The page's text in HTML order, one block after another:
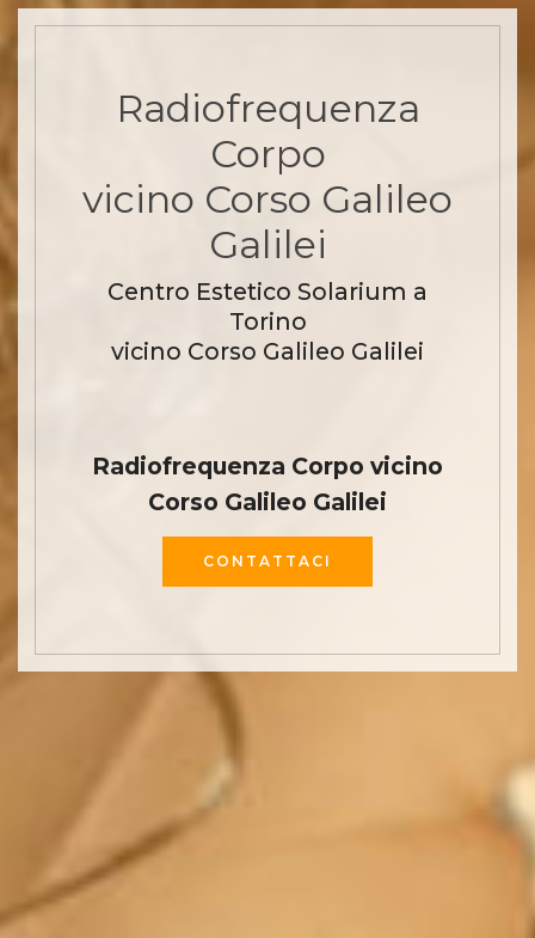
Radiofrequenza
Corpo
vicino Corso Galileo
Galilei
Centro Estetico Solarium a
Torino
vicino Corso Galileo Galilei
Radiofrequenza Corpo vicino
Corso Galileo Galilei
CONTATTACI